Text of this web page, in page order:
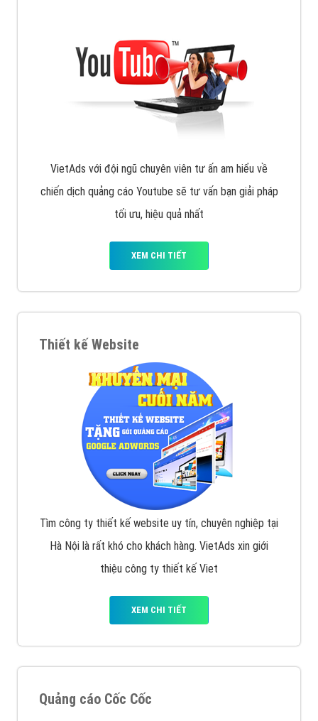
VietAds với đội ngũ chuyên viên tư ấn am hiểu về
chiến dịch quảng cáo Youtube sẽ tư vấn bạn giải pháp
tối ưu, hiệu quả nhất
XEM CHI TIẾT
Thiết kế Website
Tìm công ty thiết kế website uy tín, chuyên nghiệp tại
Hà Nội là rất khó cho khách hàng. VietAds xin giới
thiệu công ty thiết kế Viet
XEM CHI TIẾT
Quảng cáo Cốc Cốc